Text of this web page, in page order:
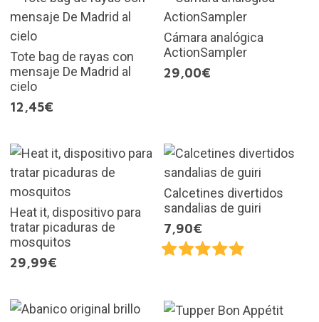
Tote bag de rayas con
mensaje De Madrid al
cielo
12,45€
Cámara analógica
ActionSampler
29,00€
Heat it, dispositivo para
tratar picaduras de
mosquitos
29,99€
Calcetines divertidos
sandalias de guiri
7,90€